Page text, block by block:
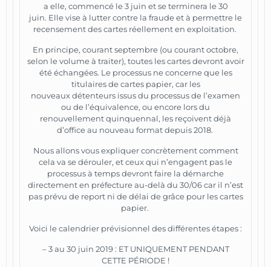
a elle, commencé le 3 juin et se terminera le 30
juin. Elle vise à lutter contre la fraude et à permettre le
recensement des cartes réellement en exploitation.
En principe, courant septembre (ou courant octobre,
selon le volume à traiter), toutes les cartes devront avoir
été échangées. Le processus ne concerne que les
titulaires de cartes papier, car les
nouveaux détenteurs issus du processus de l’examen
ou de l’équivalence, ou encore lors du
renouvellement quinquennal, les reçoivent déjà
d’office au nouveau format depuis 2018.
Nous allons vous expliquer concrètement comment
cela va se dérouler, et ceux qui n’engagent pas le
processus à temps devront faire la démarche
directement en préfecture au-delà du 30/06 car il n’est
pas prévu de report ni de délai de grâce pour les cartes
papier.
Voici le calendrier prévisionnel des différentes étapes :
– 3 au 30 juin 2019 : ET UNIQUEMENT PENDANT
CETTE PÉRIODE !